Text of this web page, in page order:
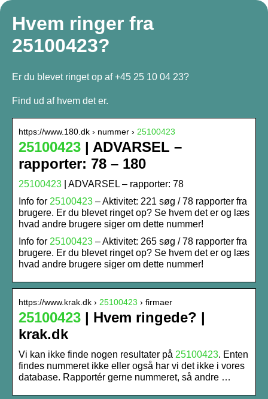
Hvem ringer fra
25100423?
Er du blevet ringet op af +45 25 10 04 23?
Find ud af hvem det er.
https://www.180.dk › nummer › 25100423
25100423 | ADVARSEL –
rapporter: 78 – 180
25100423 | ADVARSEL – rapporter: 78
Info for 25100423 – Aktivitet: 221 søg / 78 rapporter fra
brugere. Er du blevet ringet op? Se hvem det er og læs
hvad andre brugere siger om dette nummer!
Info for 25100423 – Aktivitet: 265 søg / 78 rapporter fra
brugere. Er du blevet ringet op? Se hvem det er og læs
hvad andre brugere siger om dette nummer!
https://www.krak.dk › 25100423 › firmaer
25100423 | Hvem ringede? |
krak.dk
Vi kan ikke finde nogen resultater på 25100423. Enten
findes nummeret ikke eller også har vi det ikke i vores
database. Rapportér gerne nummeret, så andre …